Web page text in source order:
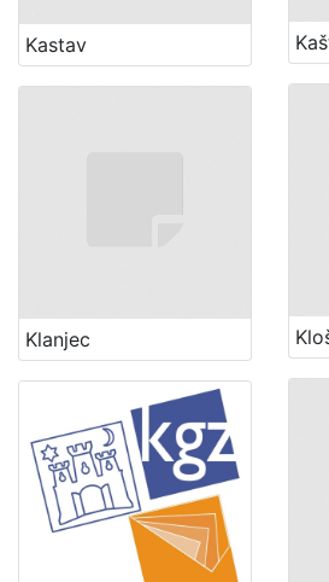
Kastav
Klanjec